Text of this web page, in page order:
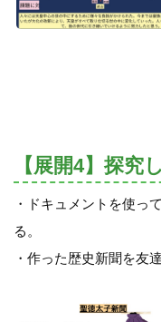
【展開4】探究
・ドキュメントを使っ
る。
・作った歴史新聞を友